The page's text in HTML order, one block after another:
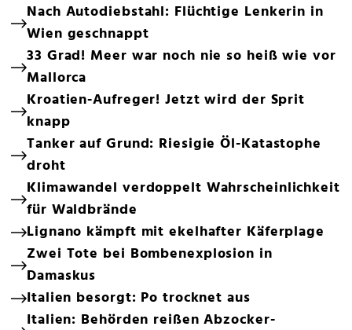
Nach Autodiebstahl: Flüchtige Lenkerin in
Wien geschnappt
33 Grad! Meer war noch nie so heiß wie vor
Mallorca
Kroatien-Aufreger! Jetzt wird der Sprit
knapp
Tanker auf Grund: Riesigie Öl-Katastophe
droht
Klimawandel verdoppelt Wahrscheinlichkeit
für Waldbrände
Lignano kämpft mit ekelhafter Käferplage
Zwei Tote bei Bombenexplosion in
Damaskus
Italien besorgt: Po trocknet aus
Italien: Behörden reißen Abzocker-